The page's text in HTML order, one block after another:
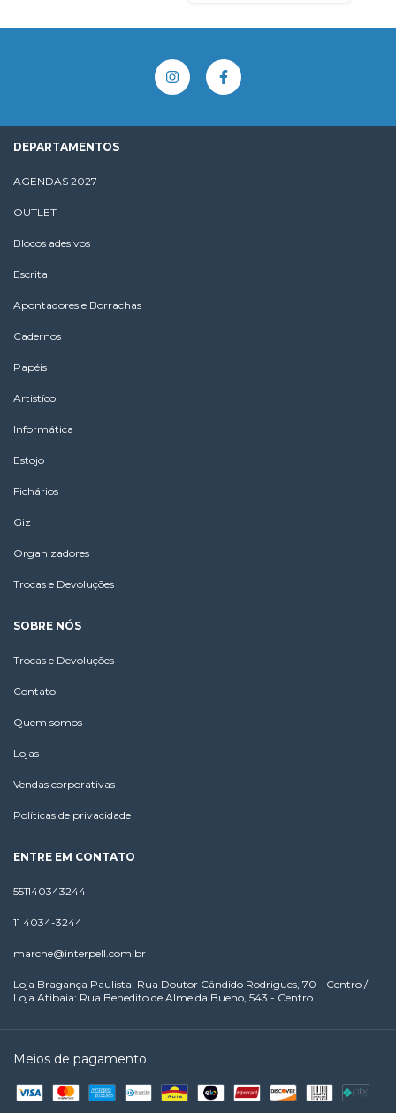
DEPARTAMENTOS
AGENDAS 2027
OUTLET
Blocos adesivos
Escrita
Apontadores e Borrachas
Cadernos
Papéis
Artistíco
Informática
Estojo
Fichários
Giz
Organizadores
Trocas e Devoluções
SOBRE NÓS
Trocas e Devoluções
Contato
Quem somos
Lojas
Vendas corporativas
Políticas de privacidade
ENTRE EM CONTATO
551140343244
11 4034-3244
marche@interpell.com.br
Loja Bragança Paulista: Rua Doutor Cândido Rodrigues, 70 - Centro /
Loja Atibaia: Rua Benedito de Almeida Bueno, 543 - Centro
Meios de pagamento